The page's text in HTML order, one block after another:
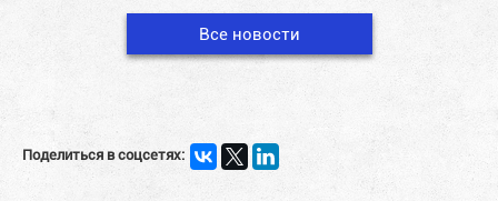
Все новости
Поделиться в соцсетях: